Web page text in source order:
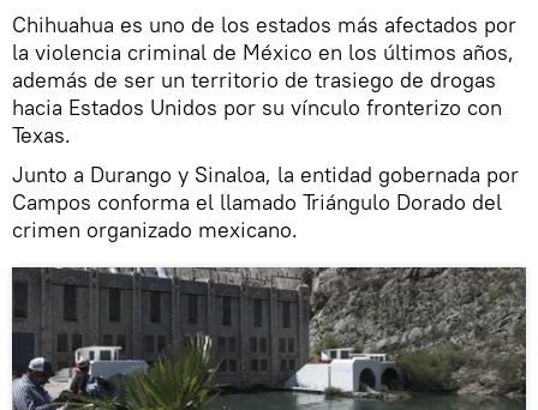
Chihuahua es uno de los estados más afectados por
la violencia criminal de México en los últimos años,
además de ser un territorio de trasiego de drogas
hacia Estados Unidos por su vínculo fronterizo con
Texas.
Junto a Durango y Sinaloa, la entidad gobernada por
Campos conforma el llamado Triángulo Dorado del
crimen organizado mexicano.